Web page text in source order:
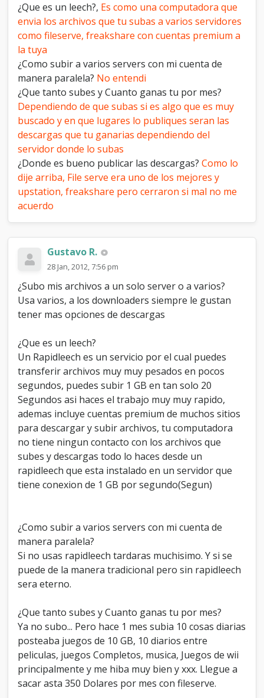
¿Que es un leech?, Es como una computadora que
envia los archivos que tu subas a varios servidores
como fileserve, freakshare con cuentas premium a
la tuya
¿Como subir a varios servers con mi cuenta de
manera paralela? No entendi
¿Que tanto subes y Cuanto ganas tu por mes?
Dependiendo de que subas si es algo que es muy
buscado y en que lugares lo publiques seran las
descargas que tu ganarias dependiendo del
servidor donde lo subas
¿Donde es bueno publicar las descargas?Como lo
dije arriba, File serve era uno de los mejores y
upstation, freakshare pero cerraron si mal no me
acuerdo
Gustavo R.
28 Jan, 2012, 7:56 pm
¿Subo mis archivos a un solo server o a varios?
Usa varios, a los downloaders siempre le gustan
tener mas opciones de descargas
¿Que es un leech?
Un Rapidleech es un servicio por el cual puedes
transferir archivos muy muy pesados en pocos
segundos, puedes subir 1 GB en tan solo 20
Segundos asi haces el trabajo muy muy rapido,
ademas incluye cuentas premium de muchos sitios
para descargar y subir archivos, tu computadora
no tiene ningun contacto con los archivos que
subes y descargas todo lo haces desde un
rapidleech que esta instalado en un servidor que
tiene conexion de 1 GB por segundo(Segun)
¿Como subir a varios servers con mi cuenta de
manera paralela?
Si no usas rapidleech tardaras muchisimo. Y si se
puede de la manera tradicional pero sin rapidleech
sera eterno.
¿Que tanto subes y Cuanto ganas tu por mes?
Ya no subo... Pero hace 1 mes subia 10 cosas diarias
posteaba juegos de 10 GB, 10 diarios entre
peliculas, juegos Completos, musica, Juegos de wii
principalmente y me hiba muy bien y xxx. Llegue a
sacar asta 350 Dolares por mes con fileserve.